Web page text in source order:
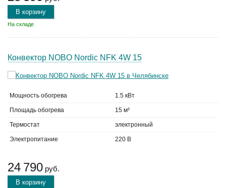
В корзину
На складе
Конвектор NOBO Nordic NFK 4W 15
Мощность обогрева 1.5 кВт
Площадь обогрева 15 м²
Термостат электронный
Электропитание 220 В
24 790 руб.
В корзину